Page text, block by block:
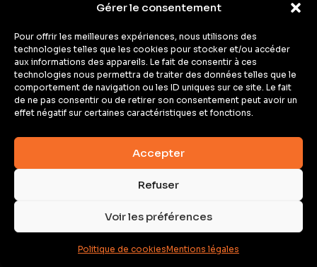
Gérer le consentement
Pour offrir les meilleures expériences, nous utilisons des
technologies telles que les cookies pour stocker et/ou accéder
aux informations des appareils. Le fait de consentir à ces
technologies nous permettra de traiter des données telles que le
comportement de navigation ou les ID uniques sur ce site. Le fait
de ne pas consentir ou de retirer son consentement peut avoir un
effet négatif sur certaines caractéristiques et fonctions.
Accepter
Refuser
Voir les préférences
Politique de cookiesMentions légales
Webinaires
Inscrivez-vous à notre prochain Webinaire
Inscription au Webinaire
confidentialité